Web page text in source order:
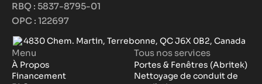
RBQ : 5837-8795-01
OPC : 122697
4830 Chem. Martin, Terrebonne, QC J6X 0B2, Canada
Menu
À Propos
Financement
Tous nos services
Portes & Fenêtres (Abritek)
Nettoyage de conduit de